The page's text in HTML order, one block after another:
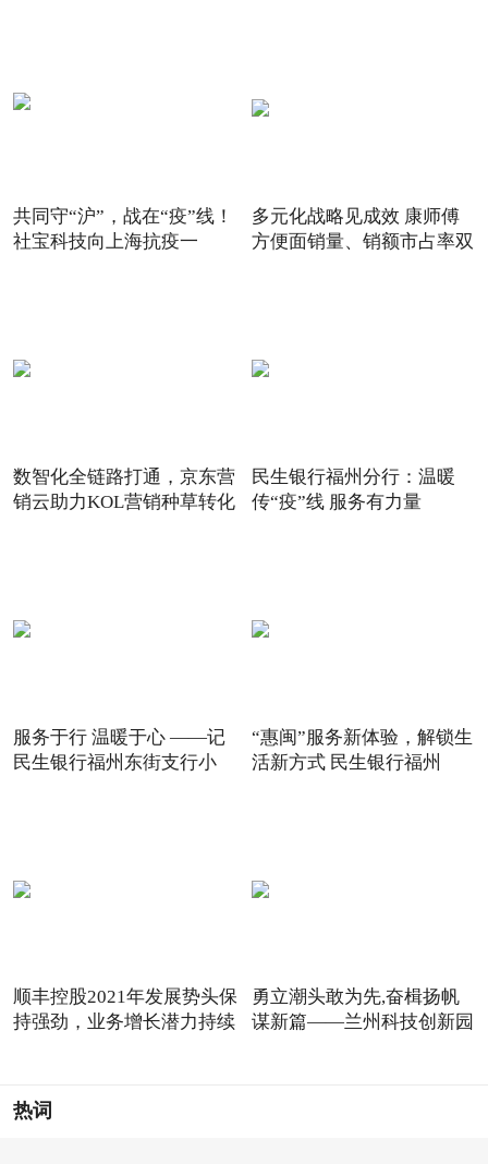
共同守“沪”，战在“疫”线！
社宝科技向上海抗疫一
多元化战略见成效 康师傅
方便面销量、销额市占率双
数智化全链路打通，京东营
销云助力KOL营销种草转化
民生银行福州分行：温暖
传“疫”线 服务有力量
服务于行 温暖于心 ——记
民生银行福州东街支行小
“惠闽”服务新体验，解锁生
活新方式 民生银行福州
顺丰控股2021年发展势头保
持强劲，业务增长潜力持续
勇立潮头敢为先,奋楫扬帆
谋新篇——兰州科技创新园
热词